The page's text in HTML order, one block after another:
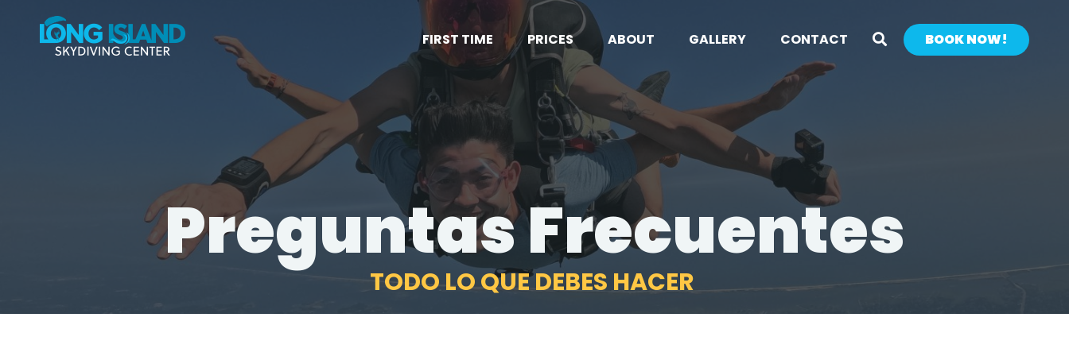
FIRST TIME PRICES ABOUT GALLERY CONTACT SearchBOOK NOW!
Preguntas Frecuentes
TODO LO QUE DEBES HACER
BOOK NOW!
GIFTS
CONTACT US
CALL US GET DIRECTIONS